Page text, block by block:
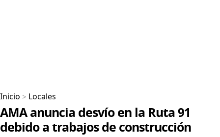
Inicio > Locales
AMA anuncia desvío en la Ruta 91
debido a trabajos de construcción